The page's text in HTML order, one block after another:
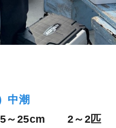
中潮
～25cm 2～2匹